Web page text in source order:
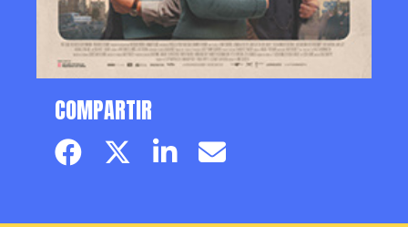
COMPARTIR
Facebook pageTwitter page
LinkedinEmail